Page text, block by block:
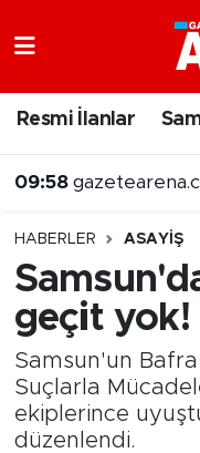
Resmi İlanlar
09:58
HABERLER ASAYIŞ
geçit yok!
Samsun'un
Suçlarla
ekiplerince
düzenlendi.
Samsun
Trafik Durumu
Süper Lig
Tüm Manşetler
Son Dakika